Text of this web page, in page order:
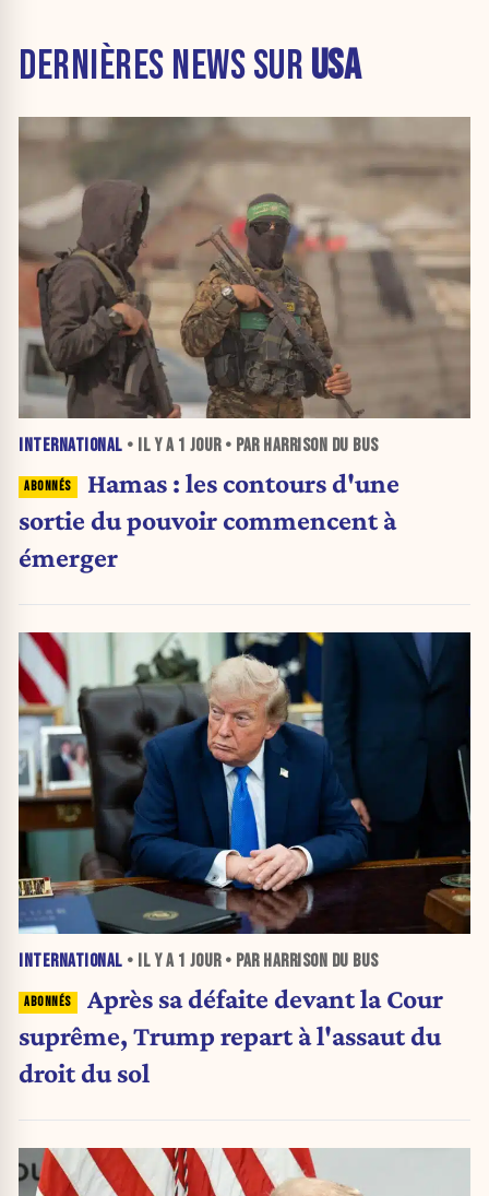
DERNIÈRES NEWS SUR USA
INTERNATIONAL • IL Y A 1 JOUR• PAR HARRISON DU BUS
Hamas : les contours d'une
sortie du pouvoir commencent à
émerger
INTERNATIONAL • IL Y A 1 JOUR• PAR HARRISON DU BUS
Après sa défaite devant la Cour
suprême, Trump repart à l'assaut du
droit du sol